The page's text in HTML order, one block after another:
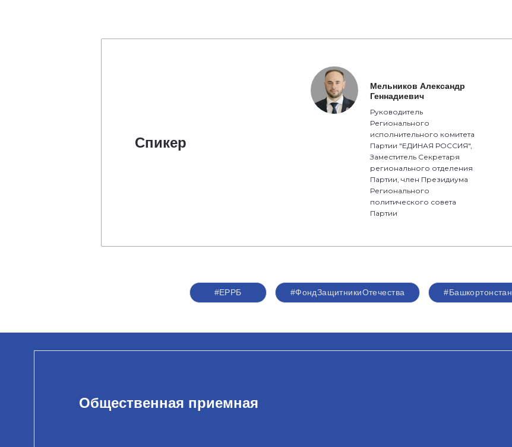
Спикер
Мельников Александр
Геннадиевич
Руководитель
Регионального
исполнительного комитета
Партии "ЕДИНАЯ РОССИЯ",
Заместитель Секретаря
регионального отделения
Партии, член Президиума
Регионального
политического совета
Партии
#ЕРРБ #ФондЗащитникиОтечества #Башкортонстан
Общественная приемная